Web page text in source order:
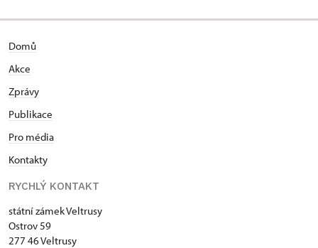
Domů
Akce
Zprávy
Publikace
Pro média
Kontakty
RYCHLÝ KONTAKT
státní zámek Veltrusy
Ostrov 59
277 46 Veltrusy